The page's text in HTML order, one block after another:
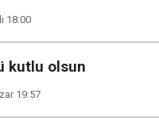
18:00
kutlu olsun
19:57